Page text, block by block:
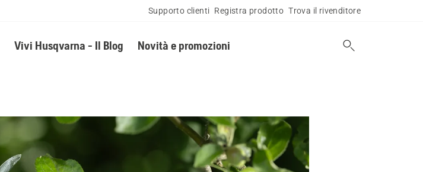
Supporto clienti Registra prodotto Trova il rivenditore
Vivi Husqvarna - Il Blog Novità e promozioni